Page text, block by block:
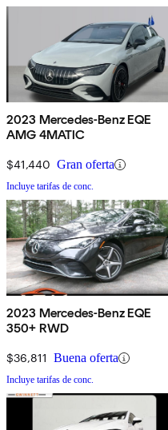
2023 Mercedes-Benz EQE
AMG 4MATIC
$41,440 Gran oferta
Incluye tarifas de conc.
2023 Mercedes-Benz EQE
350+ RWD
$36,811 Buena oferta
Incluye tarifas de conc.